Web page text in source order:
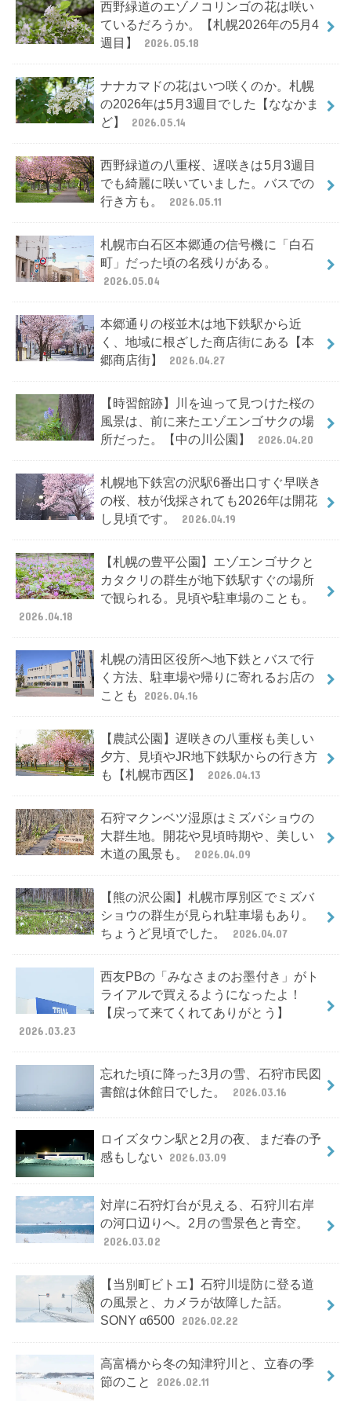
西野緑道のエゾノコリンゴの花は咲い
ているだろうか。【札幌2026年の5月4
週目】
2026.05.18
ナナカマドの花はいつ咲くのか。札幌
の2026年は5月3週目でした【ななかま
ど】
2026.05.14
西野緑道の八重桜、遅咲きは5月3週目
でも綺麗に咲いていました。バスでの
行き方も。
2026.05.11
札幌市白石区本郷通の信号機に「白石
町」だった頃の名残りがある。
2026.05.04
本郷通りの桜並木は地下鉄駅から近
く、地域に根ざした商店街にある【本
郷商店街】
2026.04.27
【時習館跡】川を辿って見つけた桜の
風景は、前に来たエゾエンゴサクの場
所だった。【中の川公園】
2026.04.20
札幌地下鉄宮の沢駅6番出口すぐ早咲き
の桜、枝が伐採されても2026年は開花
し見頃です。
2026.04.19
【札幌の豊平公園】エゾエンゴサクと
カタクリの群生が地下鉄駅すぐの場所
で観られる。見頃や駐車場のことも。
2026.04.18
札幌の清田区役所へ地下鉄とバスで行
く方法、駐車場や帰りに寄れるお店の
ことも
2026.04.16
【農試公園】遅咲きの八重桜も美しい
夕方、見頃やJR地下鉄駅からの行き方
も【札幌市西区】
2026.04.13
石狩マクンベツ湿原はミズバショウの
大群生地。開花や見頃時期や、美しい
木道の風景も。
2026.04.09
【熊の沢公園】札幌市厚別区でミズバ
ショウの群生が見られ駐車場もあり。
ちょうど見頃でした。
2026.04.07
西友PBの「みなさまのお墨付き」がト
ライアルで買えるようになったよ！
【戻って来てくれてありがとう】
2026.03.23
忘れた頃に降った3月の雪、石狩市民図
書館は休館日でした。
2026.03.16
ロイズタウン駅と2月の夜、まだ春の予
感もしない 2026.03.09
対岸に石狩灯台が見える、石狩川右岸
の河口辺りへ。2月の雪景色と青空。
2026.03.02
【当別町ビトエ】石狩川堤防に登る道
の風景と、カメラが故障した話。
SONY α6500 2026.02.22
高富橋から冬の知津狩川と、立春の季
節のこと
2026.02.11